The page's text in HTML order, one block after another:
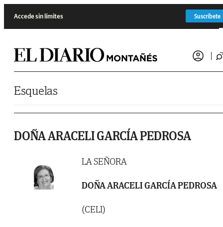
Accede sin límites Suscríbete
Esquelas
DOÑA ARACELI GARCÍA PEDROSA
LA SEÑORA
DOÑA ARACELI GARCÍA PEDROSA
(CELI)